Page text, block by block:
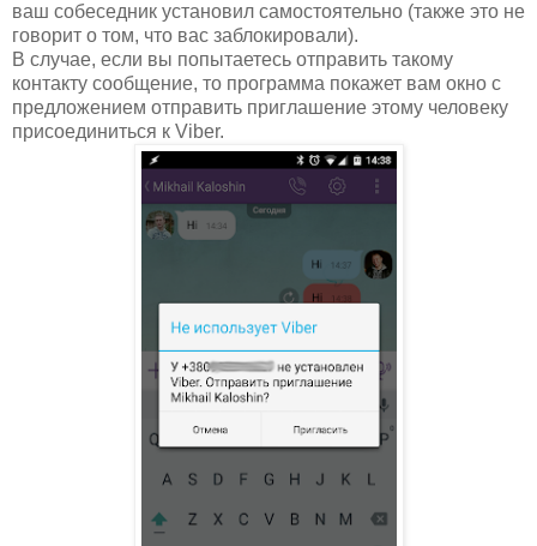
ваш собеседник установил самостоятельно (также это не
говорит о том, что вас заблокировали).
В случае, если вы попытаетесь отправить такому
контакту сообщение, то программа покажет вам окно с
предложением отправить приглашение этому человеку
присоединиться к Viber.